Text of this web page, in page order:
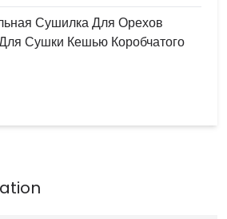
Сушилка Для Орехов
Сушки Кешью Коробчатого